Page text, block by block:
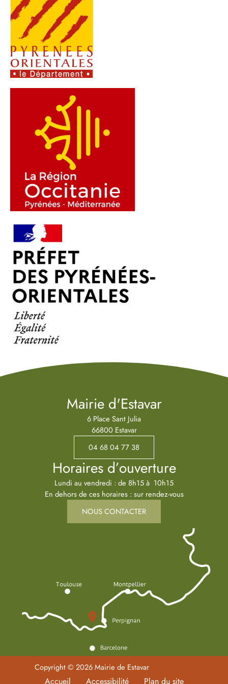
Mairie d'Estavar
6 Place Sant Julia
66800 Estavar
04 68 04 77 38
Horaires d’ouverture
Lundi au vendredi : de 8h15 à 10h15
En dehors de ces horaires : sur rendez-vous
NOUS CONTACTER
Copyright © 2026 Mairie de Estavar
Accueil Accessibilité
Plan du site